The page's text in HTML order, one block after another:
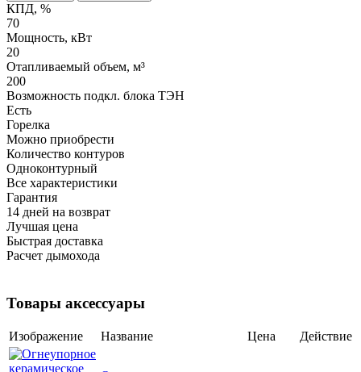
КПД, %
70
Мощность, кВт
20
Отапливаемый объем, м³
200
Возможность подкл. блока ТЭН
Есть
Горелка
Можно приобрести
Количество контуров
Одноконтурный
Все характеристики
Гарантия
14 дней на возврат
Лучшая цена
Быстрая доставка
Расчет дымохода
Товары аксессуары
Изображение Название Цена Действие